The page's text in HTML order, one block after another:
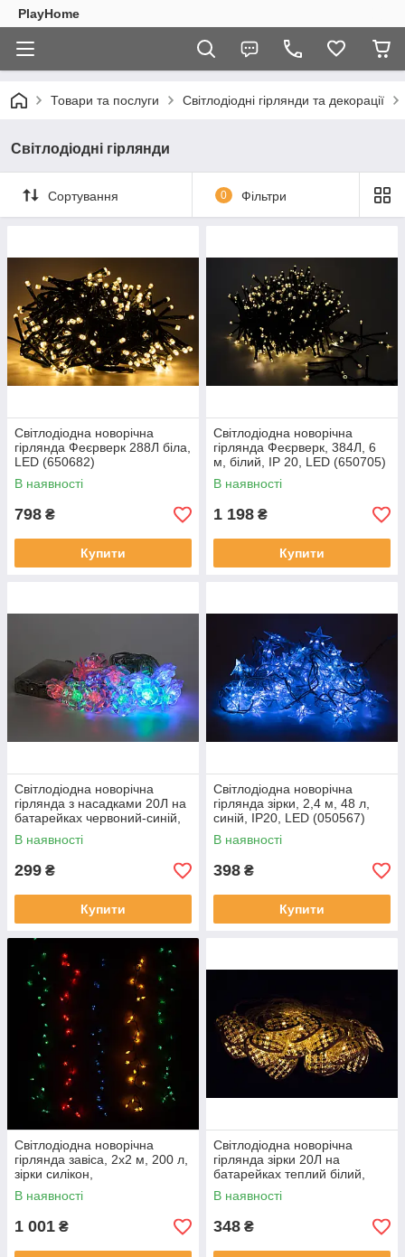
PlayHome
Товари та послуги Світлодіодні гірлянди та декорації
Світлодіодні гірлянди
Сортування 0 Фільтри
Світлодіодна новорічна
гірлянда Феєрверк 288Л біла,
LED (650682)
В наявності
798 ₴
Купити
Світлодіодна новорічна
гірлянда Феєрверк, 384Л, 6
м, білий, IP 20, LED (650705)
В наявності
1 198 ₴
Купити
Світлодіодна новорічна
гірлянда з насадками 20Л на
батарейках червоний-синій,
LED (651887)
В наявності
299 ₴
Купити
Світлодіодна новорічна
гірлянда зірки, 2,4 м, 48 л,
синій, IP20, LED (050567)
В наявності
398 ₴
Купити
Світлодіодна новорічна
гірлянда завіса, 2x2 м, 200 л,
зірки силікон,
різнокольоровий, IP44, LED
(040025)
В наявності
1 001 ₴
Світлодіодна новорічна
гірлянда зірки 20Л на
батарейках теплий білий,
LED (652396)
В наявності
348 ₴